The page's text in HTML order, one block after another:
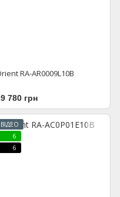
RA-AR0009L10B
780 грн
ВІДЕО
6
6